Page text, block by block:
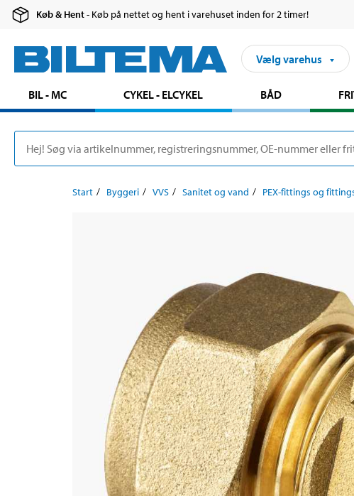
Køb & Hent- Køb på nettet og hent i varehuset inden for 2 timer!
Vælg varehus
BIL - MC CYKEL - ELCYKEL BÅD
Start Byggeri VVS Sanitet og vand PEX-fittings og